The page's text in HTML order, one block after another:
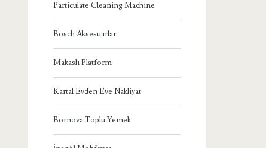
Particulate Cleaning Machine
Bosch Aksesuarlar
Makaslı Platform
Kartal Evden Eve Nakliyat
Bornova Toplu Yemek